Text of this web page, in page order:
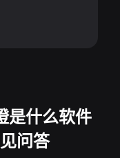
是什么软件
问答